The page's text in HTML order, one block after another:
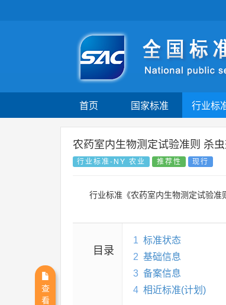
首页 国家标准 行业标
农药室内生物测定试验准则 杀
行业标准-NY 农业 推荐性 现行
行业标准《农药室内生物测定试验
目录
1 标准状态
2 基础信息
3 备案信息
4 相近标准(计划)
查
看